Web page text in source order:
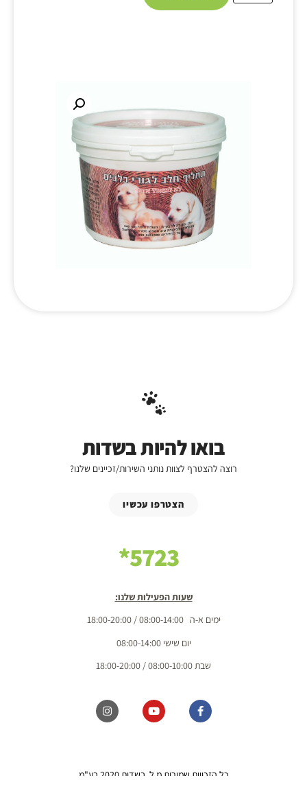
בואו להיות בשדות
רוצה להצטרף לצוות נותני השירות/זכיינים שלנו?
הצטרפו עכשיו
5723*
שעות הפעילות שלנו:
ימים א-ה 08:00-14:00 / 18:00-20:00
יום שישי 08:00-14:00
שבת 08:00-10:00 / 18:00-20:00
כל הזכויות שמורות מ.ל. בשדות 2020 בע"מ